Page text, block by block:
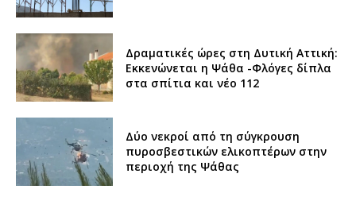
Δραματικές ώρες στη Δυτική Αττική:
Εκκενώνεται η Ψάθα -Φλόγες δίπλα
στα σπίτια και νέο 112
Δύο νεκροί από τη σύγκρουση
πυροσβεστικών ελικοπτέρων στην
περιοχή της Ψάθας